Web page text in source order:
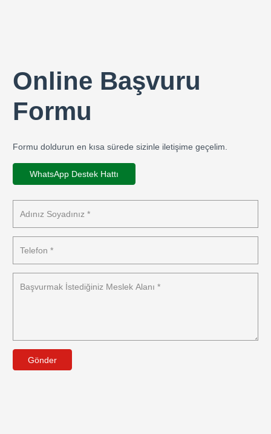
Online Başvuru
Formu
Formu doldurun en kısa sürede sizinle iletişime geçelim.
WhatsApp Destek Hattı
Gönder